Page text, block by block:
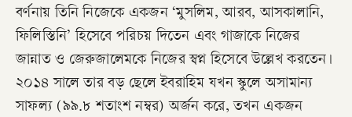
বর্ণনায় তিনি নিজেকে একজন ‘মুসলিম, আরব, আসকালানি,
ফিলিস্তিনি’ হিসেবে পরিচয় দিতেন এবং গাজাকে নিজের
জান্নাত ও জেরুজালেমকে নিজের স্বপ্ন হিসেবে উল্লেখ করতেন।
২০১৪ সালে তার বড় ছেলে ইবরাহিম যখন স্কুলে অসামান্য
সাফল্য (৯৯.৮ শতাংশ নম্বর) অর্জন করে, তখন একজন